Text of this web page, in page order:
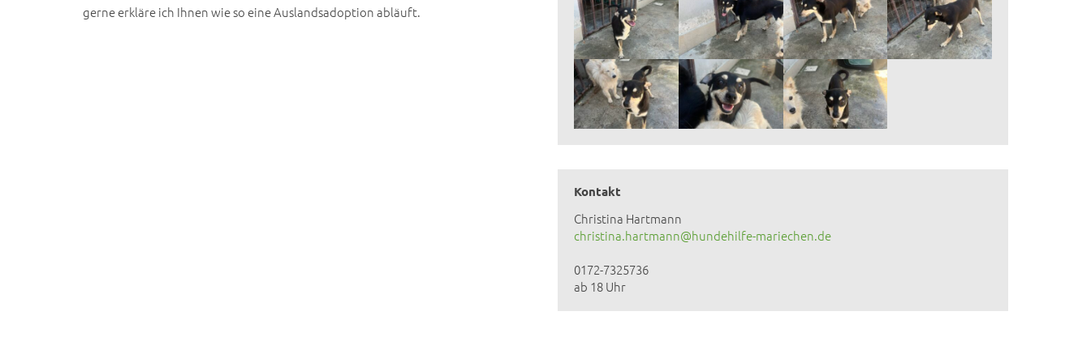
gerne erkläre ich Ihnen wie so eine Auslandsadoption abläuft.
Kontakt
Christina Hartmann
christina.hartmann@hundehilfe-mariechen.de
0172-7325736
ab 18 Uhr